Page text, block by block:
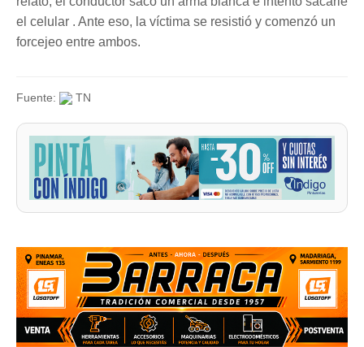
el celular . Ante eso, la víctima se resistió y comenzó un
forcejeo entre ambos.
Fuente: TN